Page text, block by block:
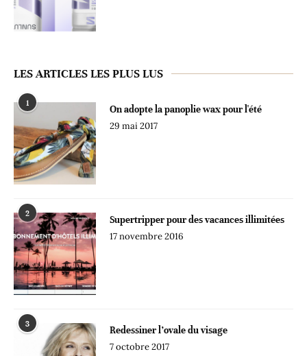
LES ARTICLES LES PLUS LUS
1
On adopte la panoplie wax pour l'été
29 mai 2017
2
Supertripper pour des vacances illimitées
17 novembre 2016
3
Redessiner l’ovale du visage
7 octobre 2017